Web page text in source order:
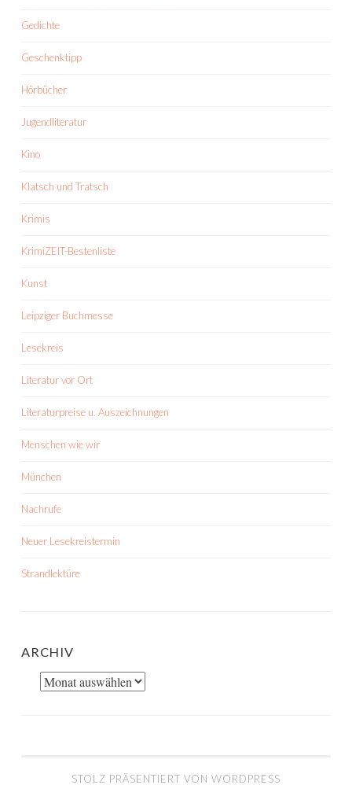
Gedichte
Geschenktipp
Hörbücher
Jugendliteratur
Kino
Klatsch und Tratsch
Krimis
KrimiZEIT-Bestenliste
Kunst
Leipziger Buchmesse
Lesekreis
Literatur vor Ort
Literaturpreise u. Auszeichnungen
Menschen wie wir
München
Nachrufe
Neuer Lesekreistermin
Strandlektüre
ARCHIV
Archiv
STOLZ PRÄSENTIERT VON WORDPRESS